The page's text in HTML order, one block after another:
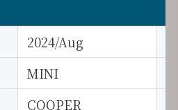
2024/Aug
MINI
COOPER